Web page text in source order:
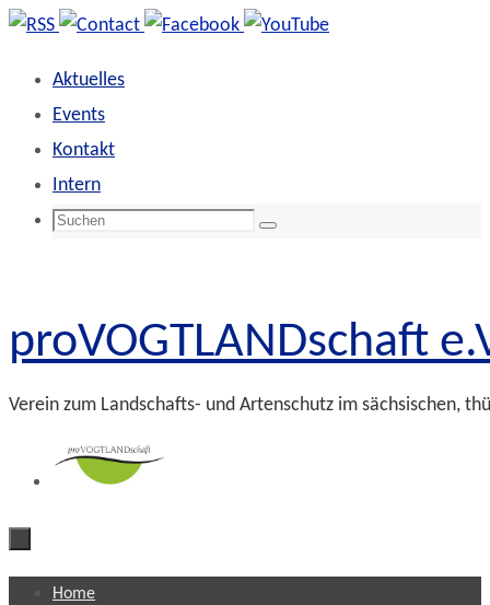
Zum
springen
Aktuelles
Events
Kontakt
Intern
Suchen
Suchen
proVOGTLANDschaft
Verein zum Landschafts- und Artenschutz im sächsischen,
Home